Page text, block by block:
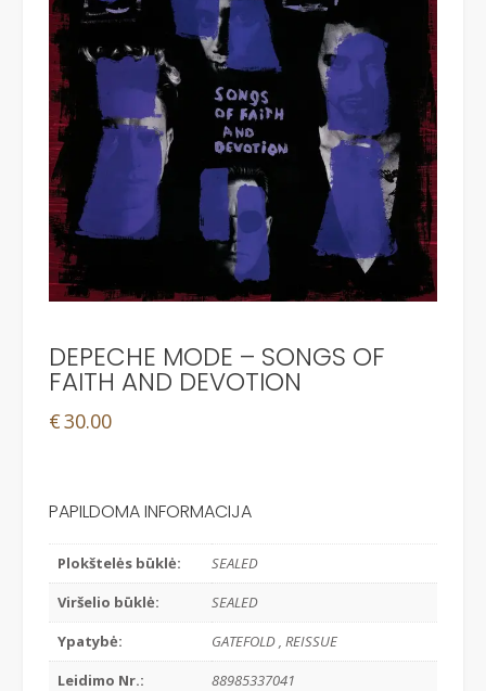
DEPECHE MODE – SONGS OF
FAITH AND DEVOTION
€30.00
PAPILDOMA INFORMACIJA
Plokštelės būklė:
SEALED
Viršelio būklė:
SEALED
Ypatybė:
GATEFOLD , REISSUE
Leidimo Nr.:
88985337041